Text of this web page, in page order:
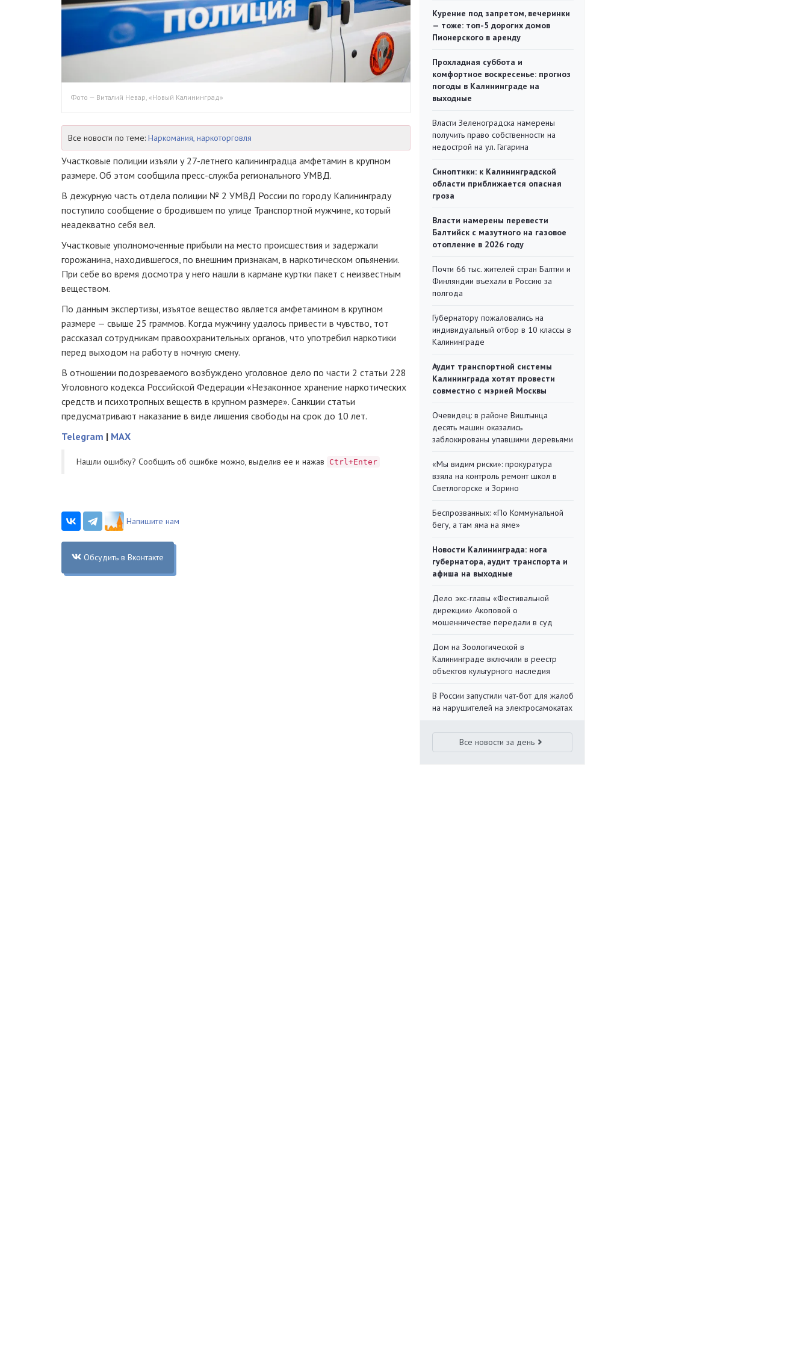
Фото — Виталий Невар, «Новый Калининград»
Все новости по теме: Наркомания, наркоторговля
Участковые полиции изъяли у 27-летнего калининградца амфетамин в крупном
размере. Об этом сообщила пресс-служба регионального УМВД.
В дежурную часть отдела полиции № 2 УМВД России по городу Калининграду
поступило сообщение о бродившем по улице Транспортной мужчине, который
неадекватно себя вел.
Участковые уполномоченные прибыли на место происшествия и задержали
горожанина, находившегося, по внешним признакам, в наркотическом опьянении.
При себе во время досмотра у него нашли в кармане куртки пакет с неизвестным
веществом.
По данным экспертизы, изъятое вещество является амфетамином в крупном
размере — свыше 25 граммов. Когда мужчину удалось привести в чувство, тот
рассказал сотрудникам правоохранительных органов, что употребил наркотики
перед выходом на работу в ночную смену.
В отношении подозреваемого возбуждено уголовное дело по части 2 статьи 228
Уголовного кодекса Российской Федерации «Незаконное хранение наркотических
средств и психотропных веществ в крупном размере». Санкции статьи
предусматривают наказание в виде лишения свободы на срок до 10 лет.
Telegram | MAX
Нашли ошибку? Cообщить об ошибке можно, выделив ее и нажав Ctrl+Enter
Напишите нам
Обсудить в Вконтакте
Курение под запретом, вечеринки
— тоже: топ-5 дорогих домов
Пионерского в аренду
Прохладная суббота и
комфортное воскресенье: прогноз
погоды в Калининграде на
выходные
Власти Зеленоградска намерены
получить право собственности на
недострой на ул. Гагарина
Синоптики: к Калининградской
области приближается опасная
гроза
Власти намерены перевести
Балтийск с мазутного на газовое
отопление в 2026 году
Почти 66 тыс. жителей стран Балтии и
Финляндии въехали в Россию за
полгода
Губернатору пожаловались на
индивидуальный отбор в 10 классы в
Калининграде
Аудит транспортной системы
Калининграда хотят провести
совместно с мэрией Москвы
Очевидец: в районе Виштынца
десять машин оказались
заблокированы упавшими деревьями
«Мы видим риски»: прокуратура
взяла на контроль ремонт школ в
Светлогорске и Зорино
Беспрозванных: «По Коммунальной
бегу, а там яма на яме»
Новости Калининграда: нога
губернатора, аудит транспорта и
афиша на выходные
Дело экс-главы «Фестивальной
дирекции» Акоповой о
мошенничестве передали в суд
Дом на Зоологической в
Калининграде включили в реестр
объектов культурного наследия
В России запустили чат-бот для жалоб
на нарушителей на электросамокатах
Все новости за день